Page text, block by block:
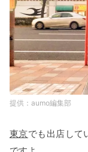
aumo編集部
東京でも出店して